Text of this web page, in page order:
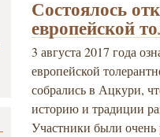
Состоялось
европейской
3 августа 2017 года
европейской
собрались в Ацкури,
историю и традиции
Участники были очень